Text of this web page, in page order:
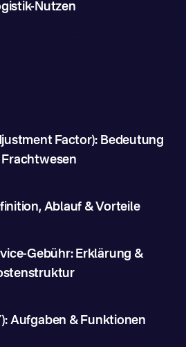
Nutzen
Factor): Bedeutung
Frachtwesen
Ablauf & Vorteile
Gebühr: Erklärung &
Aufgaben & Funktionen